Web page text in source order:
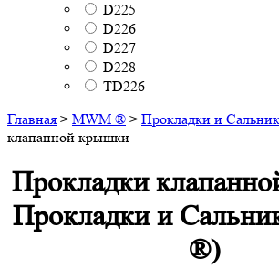
D225
D226
D227
D228
TD226
Главная > MWM ® > Прокладки и
клапанной крышки
Прокладки
Прокладки и
®)